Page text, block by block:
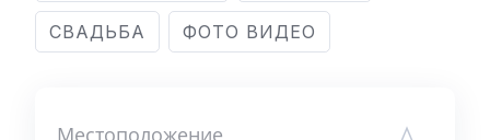
СВАДЬБА ФОТО ВИДЕО